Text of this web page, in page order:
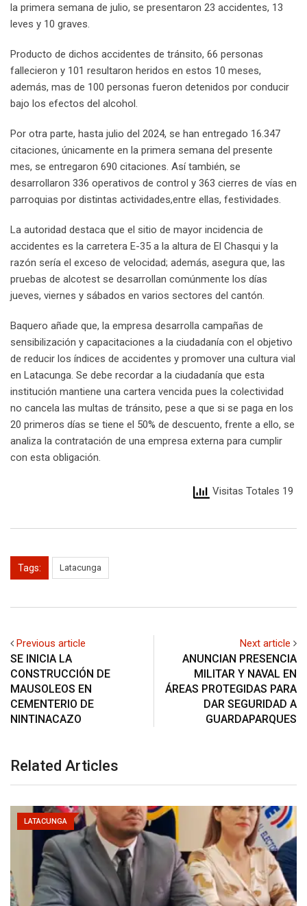
la primera semana de julio, se presentaron 23 accidentes, 13
leves y 10 graves.
Producto de dichos accidentes de tránsito, 66 personas
fallecieron y 101 resultaron heridos en estos 10 meses,
además, mas de 100 personas fueron detenidos por conducir
bajo los efectos del alcohol.
Por otra parte, hasta julio del 2024, se han entregado 16.347
citaciones, únicamente en la primera semana del presente
mes, se entregaron 690 citaciones. Así también, se
desarrollaron 336 operativos de control y 363 cierres de vías en
parroquias por distintas actividades,entre ellas, festividades.
La autoridad destaca que el sitio de mayor incidencia de
accidentes es la carretera E-35 a la altura de El Chasqui y la
razón sería el exceso de velocidad; además, asegura que, las
pruebas de alcotest se desarrollan comúnmente los días
jueves, viernes y sábados en varios sectores del cantón.
Baquero añade que, la empresa desarrolla campañas de
sensibilización y capacitaciones a la ciudadanía con el objetivo
de reducir los índices de accidentes y promover una cultura vial
en Latacunga. Se debe recordar a la ciudadanía que esta
institución mantiene una cartera vencida pues la colectividad
no cancela las multas de tránsito, pese a que si se paga en los
20 primeros días se tiene el 50% de descuento, frente a ello, se
analiza la contratación de una empresa externa para cumplir
con esta obligación.
Visitas Totales 19
Tags: Latacunga
Previous article
SE INICIA LA
CONSTRUCCIÓN DE
MAUSOLEOS EN
CEMENTERIO DE
NINTINACAZO
Next article
ANUNCIAN PRESENCIA
MILITAR Y NAVAL EN
ÁREAS PROTEGIDAS PARA
DAR SEGURIDAD A
GUARDAPARQUES
Related Articles
LATACUNGA